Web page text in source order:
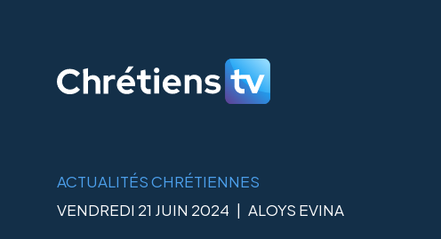
ACTUALITÉS CHRÉTIENNES
VENDREDI 21 JUIN 2024 | ALOYS EVINA